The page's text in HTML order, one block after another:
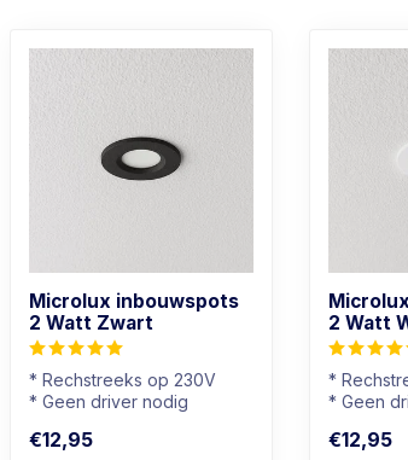
Microlux inbouwspots
2 Watt Zwart
* Rechstreeks op 230V
* Geen driver nodig
* Mini spotje
€12,95
2 Watt
*
* Geen
* Mini
€12,95